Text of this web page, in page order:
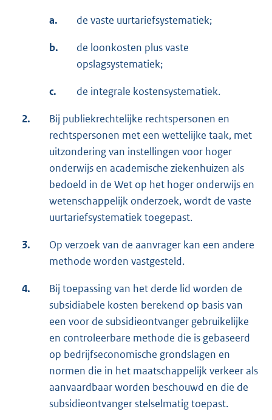
a. de vaste uurtariefsystematiek;
b.
de loonkosten plus vaste
opslagsystematiek;
c. de integrale kostensystematiek.
2.
Bij publiekrechtelijke rechtspersonen en
rechtspersonen met een wettelijke taak, met
uitzondering van instellingen voor hoger
onderwijs en academische ziekenhuizen als
bedoeld in de Wet op het hoger onderwijs en
wetenschappelijk onderzoek, wordt de vaste
uurtariefsystematiek toegepast.
3.
Op verzoek van de aanvrager kan een andere
methode worden vastgesteld.
4.
Bij toepassing van het derde lid worden de
subsidiabele kosten berekend op basis van
een voor de subsidieontvanger gebruikelijke
en controleerbare methode die is gebaseerd
op bedrijfseconomische grondslagen en
normen die in het maatschappelijk verkeer als
aanvaardbaar worden beschouwd en die de
subsidieontvanger stelselmatig toepast.